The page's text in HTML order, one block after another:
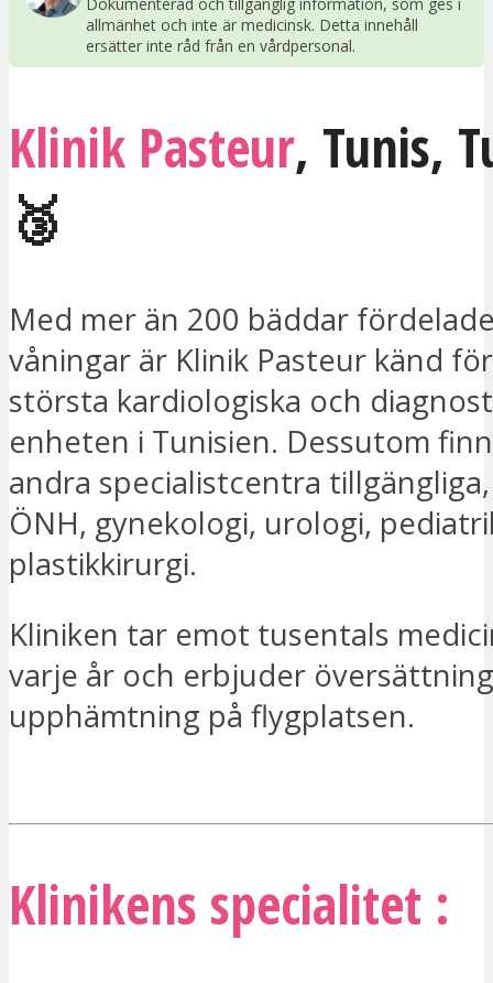
allmänhet och inte är medicinsk. Detta innehåll
ersätter inte råd från en vårdpersonal.
Klinik Pasteur, Tunis,
🥉
Med mer än 200 bäddar
våningar är Klinik Pasteur känd
största kardiologiska och
enheten i Tunisien. Dessutom
andra specialistcentra
ÖNH, gynekologi, urologi,
plastikkirurgi.
Kliniken tar emot tusentals
varje år och erbjuder
upphämtning på flygplatsen.
Klinikens specialitet :